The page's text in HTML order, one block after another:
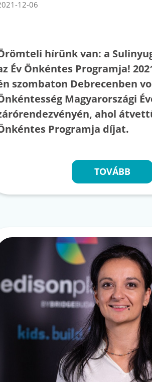
12-06
hírünk van: a
Év Önkéntes Programja!
szombaton Debrecenben
Magyarországi
ahol
Programja díjat.
TOVÁBB